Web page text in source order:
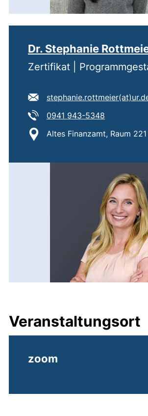
Dr. Stephanie
Zertifikat |
E-Mail Adresse:
Tel:
0941 943-5348
Standort:
Altes Finanzamt, Raum 221
Veranstaltungsort
zoom